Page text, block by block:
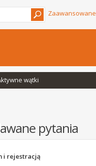
Zaawansowane
wątki
pytania
i rejestracją